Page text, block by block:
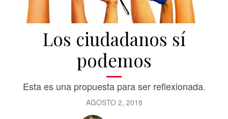
Los ciudadanos sí
podemos
Esta es una propuesta para ser reflexionada.
AGOSTO 2, 2018